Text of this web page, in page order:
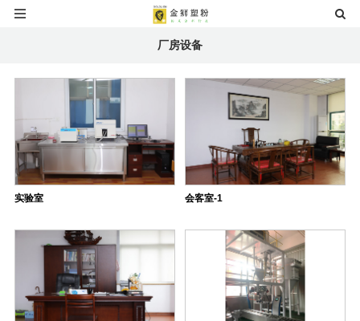
厂房设备
实验室 会客室-1